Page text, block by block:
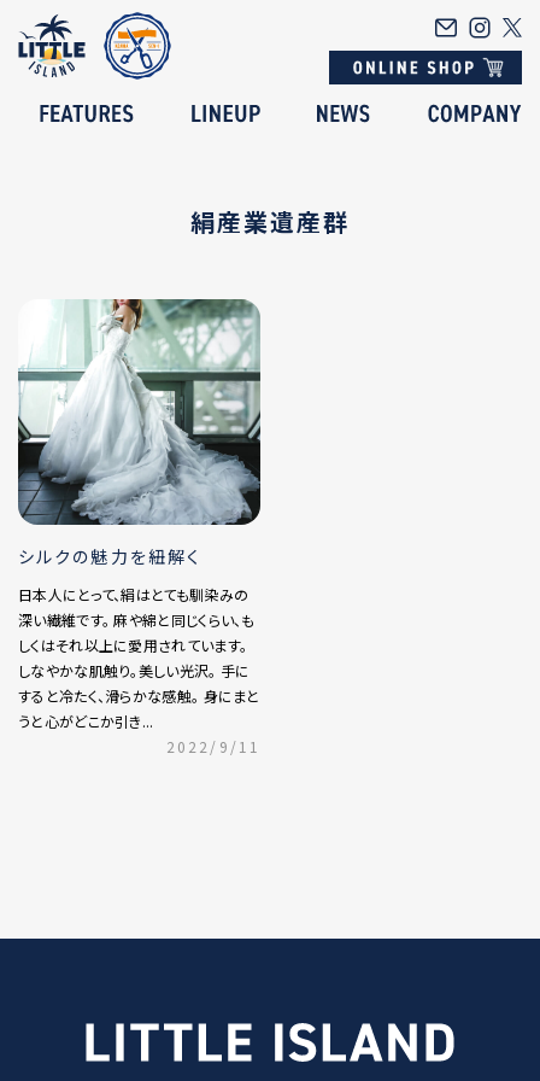
絹産業遺産群
2022/9/11
シルクの魅力を紐解く
日本人にとって、絹はとても馴染みの
深い繊維です。 麻や綿と同じくらい、も
しくはそれ以上に愛用されています。
しなやかな肌触り。美しい光沢。 手に
すると冷たく、滑らかな感触。 身にまと
うと心がどこか引き...